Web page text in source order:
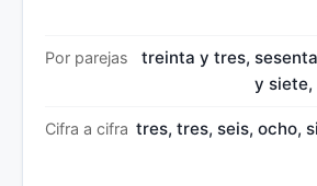
Por parejas
treinta y tres,
y siete,
Cifra a cifra tres, tres, seis, ocho,